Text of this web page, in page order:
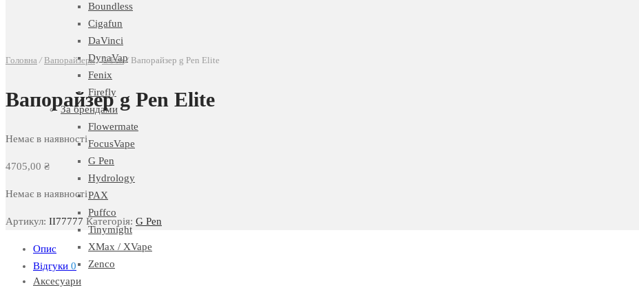
Boundless
Cigafun
DaVinci
DynaVap
Fenix
Firefly
За брендами
Flowermate
FocusVape
G Pen
Hydrology
PAX
Puffco
Tinymight
XMax / XVape
Zenco
Аксесуари
Головна / Вапорайзери / G Pen /Вапорайзер g Pen Elite
Вапорайзер g Pen Elite
Немає в наявності
4705,00 ₴
Немає в наявності
Артикул: II77777 Категорія: G Pen
Опис
Відгуки 0